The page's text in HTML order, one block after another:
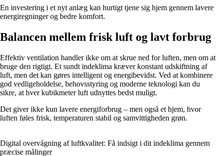
En investering i et nyt anlæg kan hurtigt tjene sig hjem gennem lavere
energiregninger og bedre komfort.
Balancen mellem frisk luft og lavt forbrug
Effektiv ventilation handler ikke om at skrue ned for luften, men om at
bruge den rigtigt. Et sundt indeklima kræver konstant udskiftning af
luft, men det kan gøres intelligent og energibevidst. Ved at kombinere
god vedligeholdelse, behovsstyring og moderne teknologi kan du
sikre, at hver kubikmeter luft udnyttes bedst muligt.
Det giver ikke kun lavere energiforbrug – men også et hjem, hvor
luften føles frisk, temperaturen stabil og samvittigheden grøn.
Digital overvågning af luftkvalitet: Få indsigt i dit indeklima gennem
præcise målinger